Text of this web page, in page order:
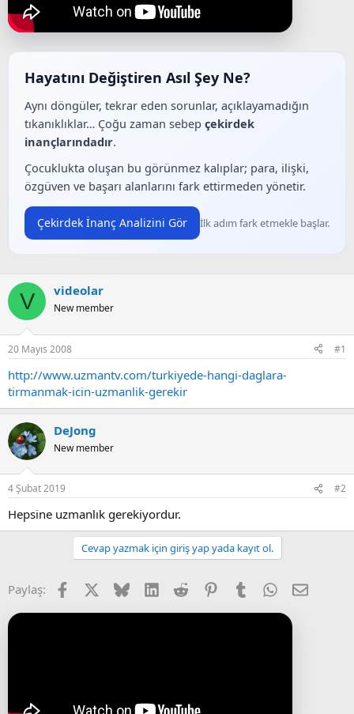
l
a
n
t
a
h
i
Hayatını Değiştiren Asıl Şey Ne?
Aynı döngüler, tekrar eden sorunlar, açıklayamadığın
tıkanıklıklar… Çoğu zaman sebep çekirdek
inançlarındadır.
Çocuklukta oluşan bu görünmez kalıplar; para, ilişki,
özgüven ve başarı alanlarını fark ettirmeden yönetir.
Çekirdek İnanç Analizini Gör İlk adım fark etmekle başlar.
V videolar
New member
20 Mayıs 2008 #1
http://www.uzmantv.com/turkiyede-hangi-daglara-
tirmanmak-icin-uzmanlik-gerekir
DeJong
New member
4 Şubat 2019 #2
Hepsine uzmanlık gerekiyordur.
Cevap yazmak için giriş yap yada kayıt ol.
Paylaş: FacebookX (Twitter)
BlueskyLinkedInReddit PinterestTumblr WhatsApp
E-posta